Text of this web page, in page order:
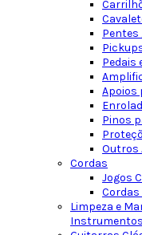
Pedais
Apoios
Pinos
Outros
Cordas
Jogos
Cordas
Limpeza e